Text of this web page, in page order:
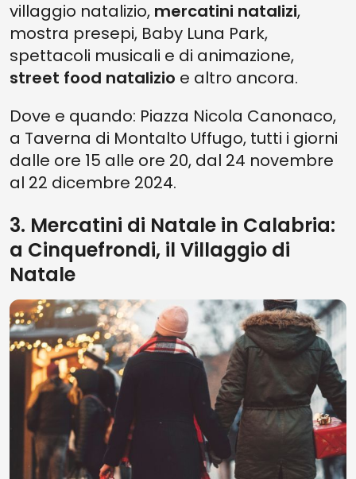
villaggio natalizio, mercatini natalizi,
mostra presepi, Baby Luna Park,
spettacoli musicali e di animazione,
street food natalizio e altro ancora.
Dove e quando: Piazza Nicola Canonaco,
a Taverna di Montalto Uffugo, tutti i giorni
dalle ore 15 alle ore 20, dal 24 novembre
al 22 dicembre 2024.
3. Mercatini di Natale in Calabria:
a Cinquefrondi, il Villaggio di
Natale